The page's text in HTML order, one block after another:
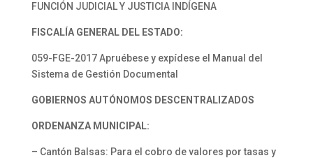
FUNCIÓN JUDICIAL Y JUSTICIA INDÍGENA
FISCALÍA GENERAL DEL ESTADO:
059-FGE-2017 Apruébese y expídese el Manual del
Sistema de Gestión Documental
GOBIERNOS AUTÓNOMOS DESCENTRALIZADOS
ORDENANZA MUNICIPAL:
– Cantón Balsas: Para el cobro de valores por tasas y